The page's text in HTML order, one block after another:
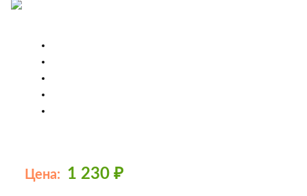
Цена: 1 230 ₽